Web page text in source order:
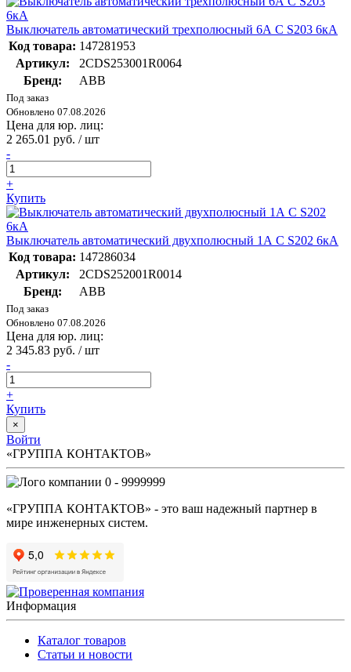
Выключатель автоматический трехполюсный 6А С S203 6кА
Код товара: 147281953
Артикул:
2CDS253001R0064
Бренд:
ABB
Под заказ
Обновлено 07.08.2026
Цена для юр. лиц:
2 265.01 руб. / шт
-
+
Купить
Выключатель автоматический двухполюсный 1А С S202 6кА
Код товара: 147286034
Артикул:
2CDS252001R0014
Бренд:
ABB
Под заказ
Обновлено 07.08.2026
Цена для юр. лиц:
2 345.83 руб. / шт
-
+
Купить
×
Войти
«ГРУППА КОНТАКТОВ»
0 - 9999999
«ГРУППА КОНТАКТОВ» - это ваш надежный партнер в
мире инженерных систем.
Информация
Каталог товаров
Статьи и новости